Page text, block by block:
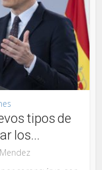
tipos de
los...